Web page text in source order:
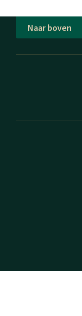
Naar boven